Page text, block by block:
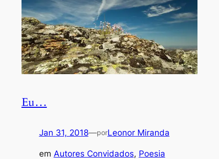
Eu…
Jan 31, 2018—porLeonor Miranda
em Autores Convidados, Poesia